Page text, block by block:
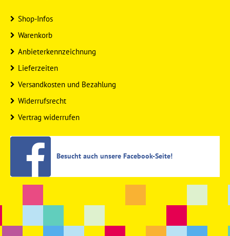
Shop-Infos
Warenkorb
Anbieterkennzeichnung
Lieferzeiten
Versandkosten und Bezahlung
Widerrufsrecht
Vertrag widerrufen
Besucht auch unsere Facebook-Seite!